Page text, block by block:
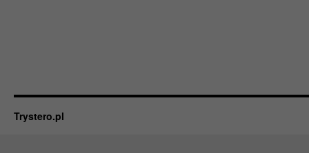
Trystero.pl